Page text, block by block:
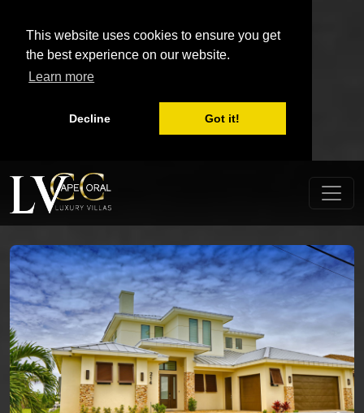
This website uses cookies to ensure you get
the best experience on our website.
Learn more
Decline Got it!